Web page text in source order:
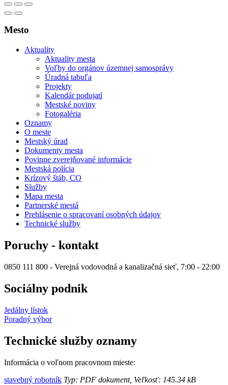
Mesto
Aktuality
Aktuality mesta
Voľby do orgánov územnej samosprávy
Úradná tabuľa
Projekty
Kalendár podujatí
Mestské noviny
Fotogaléria
Oznamy
O meste
Mestský úrad
Dokumenty mesta
Povinne zverejňované informácie
Mestská polícia
Krízový štáb, CO
Služby
Mapa mesta
Partnerské mestá
Prehlásenie o spracovaní osobných údajov
Technické služby
Poruchy - kontakt
0850 111 800 - Verejná vodovodná a kanalizačná sieť, 7:00 - 22:00
Sociálny podnik
Jedálny lístok
Poradný výbor
Technické služby oznamy
Informácia o voľnom pracovnom mieste:
stavebný robotník Typ: PDF dokument, Veľkosť: 145.34 kB